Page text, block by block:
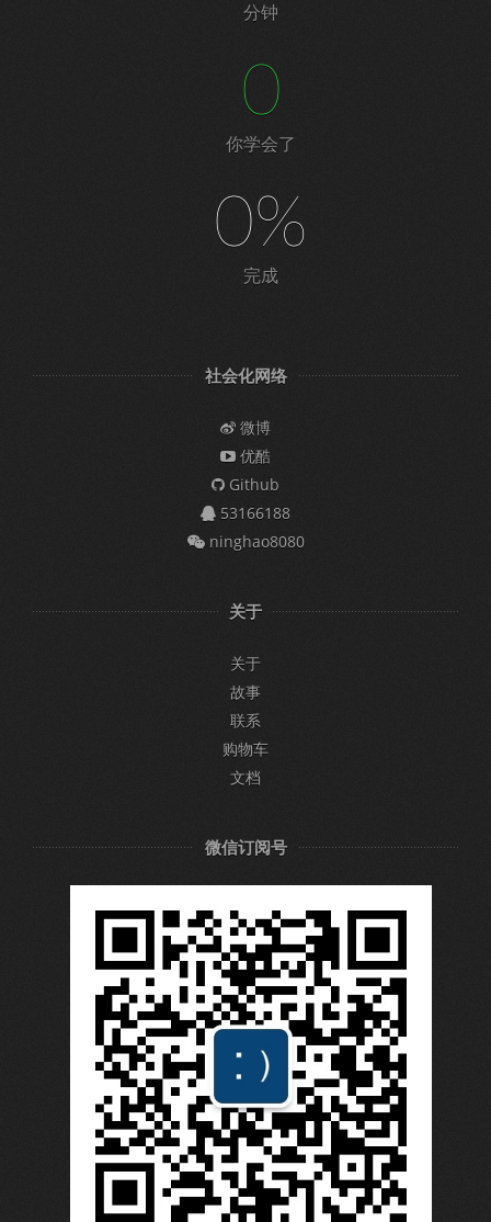
分钟
0
你学会了
0%
完成
社会化网络
微博
优酷
Github
53166188
ninghao8080
关于
关于
故事
联系
购物车
文档
微信订阅号